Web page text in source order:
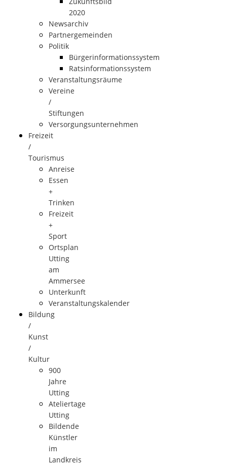
2020
Newsarchiv
Partnergemeinden
Politik
Bürgerinformationssystem
Ratsinformationssystem
Veranstaltungsräume
Vereine
/
Stiftungen
Versorgungsunternehmen
Freizeit
/
Tourismus
Anreise
Essen
+
Trinken
Freizeit
+
Sport
Ortsplan
Utting
am
Ammersee
Unterkunft
Veranstaltungskalender
Bildung
/
Kunst
/
Kultur
900
Jahre
Utting
Ateliertage
Utting
Bildende
Künstler
im
Landkreis